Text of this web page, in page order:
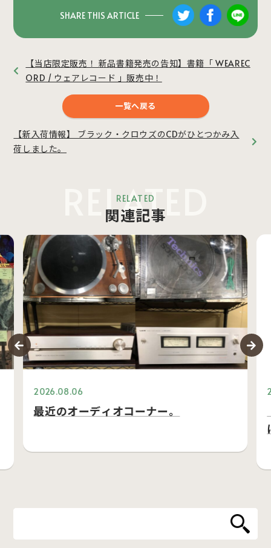
SHARE THIS ARTICLE
【当店限定販売！ 新品書籍発売の告知】書籍「 WEAREC
ORD / ウェアレコード 」販売中！
一覧へ戻る
【新入荷情報】 ブラック・クロウズのCDがひとつかみ入
荷しました。
RELATED
RELATED
関連記事
2026.08.06
最近のオーディオコーナー。